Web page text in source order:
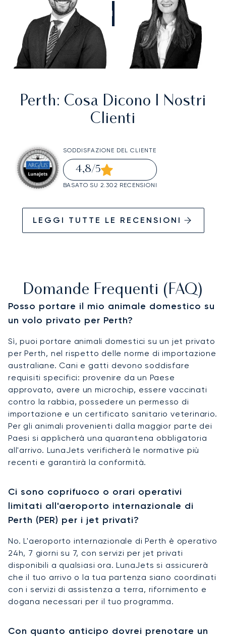
CHIAMATECI
Perth: Cosa Dicono I Nostri
Clienti
SODDISFAZIONE DEL CLIENTE
4,8/5
BASATO SU 2.302 RECENSIONI
LEGGI TUTTE LE RECENSIONI
Domande Frequenti (FAQ)
Posso portare il mio animale domestico su
un volo privato per Perth?
Sì, puoi portare animali domestici su un jet privato
per Perth, nel rispetto delle norme di importazione
australiane. Cani e gatti devono soddisfare
requisiti specifici: provenire da un Paese
approvato, avere un microchip, essere vaccinati
contro la rabbia, possedere un permesso di
importazione e un certificato sanitario veterinario.
Per gli animali provenienti dalla maggior parte dei
Paesi si applicherà una quarantena obbligatoria
all'arrivo. LunaJets verificherà le normative più
recenti e garantirà la conformità.
Ci sono coprifuoco o orari operativi
limitati all'aeroporto internazionale di
Perth (PER) per i jet privati?
No. L'aeroporto internazionale di Perth è operativo
24h, 7 giorni su 7, con servizi per jet privati
disponibili a qualsiasi ora. LunaJets si assicurerà
che il tuo arrivo o la tua partenza siano coordinati
con i servizi di assistenza a terra, rifornimento e
dogana necessari per il tuo programma.
Con quanto anticipo dovrei prenotare un